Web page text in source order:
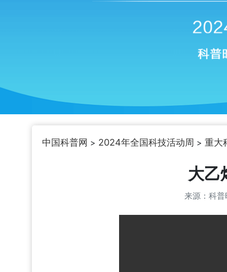
中国科普网 > 2024年全国科技活动周 > 重大
大乙
来源：科